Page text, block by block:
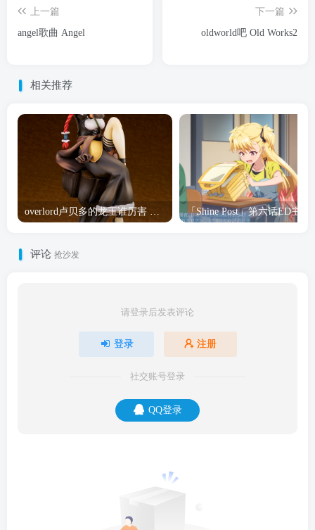
上一篇
angel歌曲 Angel
下一篇
oldworld吧 Old Works2
相关推荐
overlord卢贝多的龙王谁厉害 「Overlord」露普斯蕾琪娜·贝塔手办开订
评论 抢沙发
请登录后发表评论
登录 注册
社交账号登录
QQ登录